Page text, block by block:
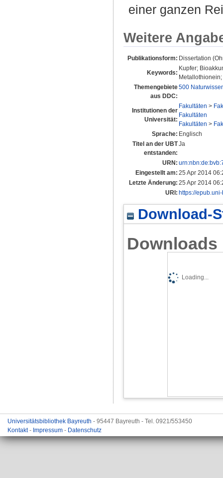
einer ganzen
Weitere
Publikationsform: Dissertation
Keywords:
Kupfer;
Themengebiete
aus DDC:
500
Institutionen der
Universität:
Fakultäten >
Fakultäten
Fakultäten >
Sprache: Englisch
Titel an der UBT
entstanden:
Ja
URN:
Eingestellt am: 25 Apr 2014
Letzte Änderung: 25 Apr 2014
URI: https://
Download-
Downloads
Loading...
Universitätsbibliothek Bayreuth - 95447 Bayreuth - Tel. 0921/553450
Kontakt- Impressum - Datenschutz